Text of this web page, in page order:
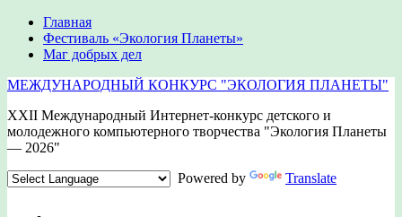
Главная
Фестиваль «Экология Планеты»
Маг добрых дел
МЕЖДУНАРОДНЫЙ КОНКУРС "ЭКОЛОГИЯ ПЛАНЕТЫ"
XXII Международный Интернет-конкурс детского и
молодежного компьютерного творчества "Экология Планеты
— 2026"
Powered by
Translate